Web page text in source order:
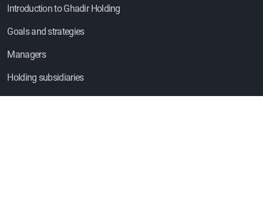
Introduction to Ghadir Holding
Goals and strategies
Managers
Holding subsidiaries